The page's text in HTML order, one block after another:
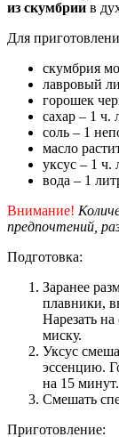
из скумбрии в
Для
скумбрия
лавровый
горошек
сахар – 1 ч.
соль – 1
масло
уксус – 1 ч.
вода – 1
Внимание!
предпочтений,
Подготовка:
Заранее
плавники,
Нарезать
миску.
Уксус
эссенцию.
на 15 минут.
Смешать
Приготовление: